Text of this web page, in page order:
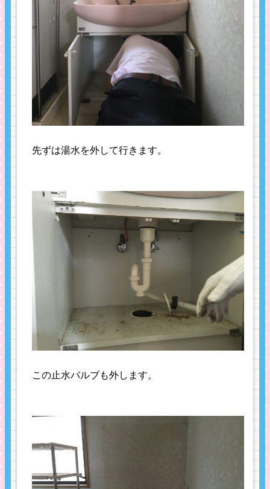
先ずは湯水を外して行きます。
この止水バルブも外します。